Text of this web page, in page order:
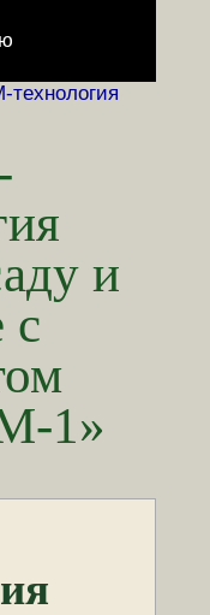
технология
и
с
1»